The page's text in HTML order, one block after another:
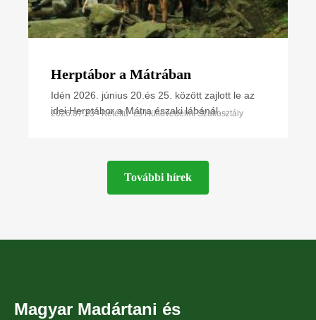
Herptábor a Mátrában
Idén 2026. június 20.és 25. között zajlott le az
idei Herptábor a Mátra északi lábánál
2026.07.23 • Kétéltű- és Hüllővédelmi Szakosztály
További hírek
Magyar Madártani és